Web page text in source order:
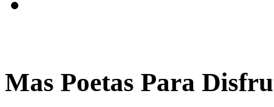
Mas Poetas Para